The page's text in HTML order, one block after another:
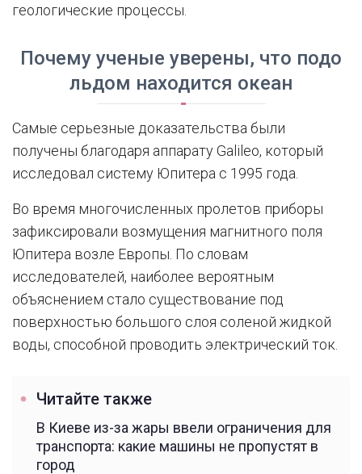
геологические процессы.
Почему ученые уверены, что подо
льдом находится океан
Самые серьезные доказательства были
получены благодаря аппарату Galileo, который
исследовал систему Юпитера с 1995 года.
Во время многочисленных пролетов приборы
зафиксировали возмущения магнитного поля
Юпитера возле Европы. По словам
исследователей, наиболее вероятным
объяснением стало существование под
поверхностью большого слоя соленой жидкой
воды, способной проводить электрический ток.
Читайте также
В Киеве из-за жары ввели ограничения для
транспорта: какие машины не пропустят в
город